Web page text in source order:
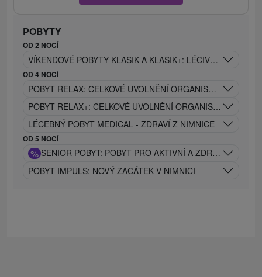
POBYTY
OD 2 NOCÍ
VÍKENDOVÉ POBYTY KLASIK A KLASIK+: LÉČIVÁ SÍLA
OD 4 NOCÍ
POBYT RELAX: CELKOVÉ UVOLNĚNÍ ORGANISMU A
POBYT RELAX+: CELKOVÉ UVOLNĚNÍ ORGANISMU S
LÉČEBNÝ POBYT MEDICAL - ZDRAVÍ Z NIMNICE
OD 5 NOCÍ
% SENIOR POBYT: POBYT PRO AKTIVNÍ A ZDRAVÝ VĚK
POBYT IMPULS: NOVÝ ZAČÁTEK V NIMNICI